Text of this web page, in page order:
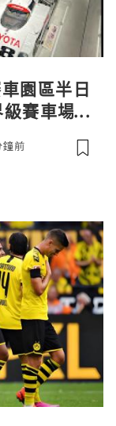
園區半日
賽車場 F
車博物
嘆午餐
前